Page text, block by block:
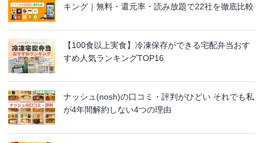
キング｜無料・還元率・読み放題で22社を徹底比較
【100食以上実食】冷凍保存ができる宅配弁当おす
すめ人気ランキングTOP16
ナッシュ(nosh)の口コミ・評判がひどい それでも私
が4年間解約しない4つの理由